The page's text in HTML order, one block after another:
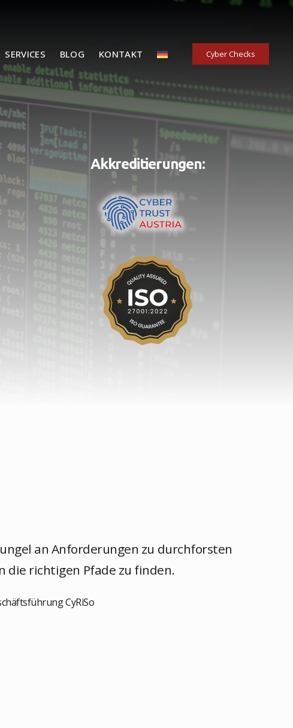
SERVICES BLOG KONTAKT Cyber Checks
Akkreditierungen:
an Anforderungen zu durchforsten
die richtigen Pfade zu finden.
CyRiSo